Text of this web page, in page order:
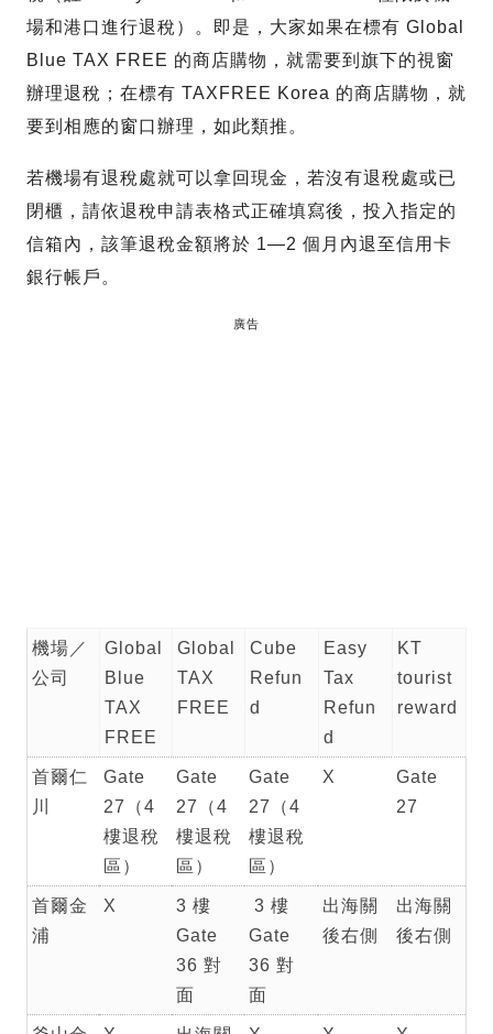
場和港口進行退稅）。即是，大家如果在標有 Global
Blue TAX FREE 的商店購物，就需要到旗下的視窗
辦理退稅；在標有 TAXFREE Korea 的商店購物，就
要到相應的窗口辦理，如此類推。
若機場有退稅處就可以拿回現金，若沒有退稅處或已
閉櫃，請依退稅申請表格式正確填寫後，投入指定的
信箱內，該筆退稅金額將於 1—2 個月內退至信用卡
銀行帳戶。
廣告
機場／
公司
Global
Blue
TAX
FREE
Global
TAX
FREE
Cube
Refun
d
Easy
Tax
Refun
d
KT
tourist
reward
首爾仁
川
Gate
27（4
樓退稅
區）
Gate
27（4
樓退稅
區）
Gate
27（4
樓退稅
區）
X
Gate
27
首爾金
浦
X
3 樓
Gate
36 對
面
3 樓
Gate
36 對
面
出海關
後右側
出海關
後右側